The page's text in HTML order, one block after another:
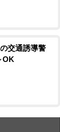
交通誘導警
OK